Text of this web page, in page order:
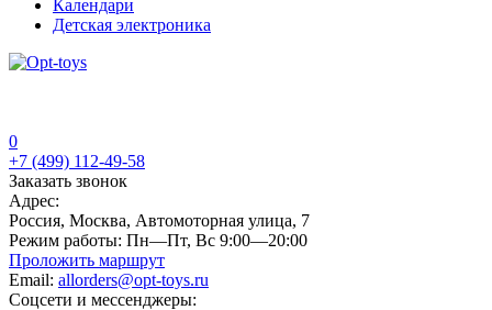
Календари
Детская электроника
0
+7 (499) 112-49-58
Заказать звонок
Адрес:
Россия, Москва, Автомоторная улица, 7
Режим работы: Пн—Пт, Вс 9:00—20:00
Проложить маршрут
Email: allorders@opt-toys.ru
Соцсети и мессенджеры: